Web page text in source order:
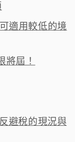
適用較低的境
將屆！
避稅的現況與